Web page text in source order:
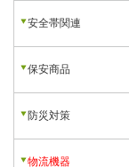
安全帯関連
保安商品
防災対策
物流機器